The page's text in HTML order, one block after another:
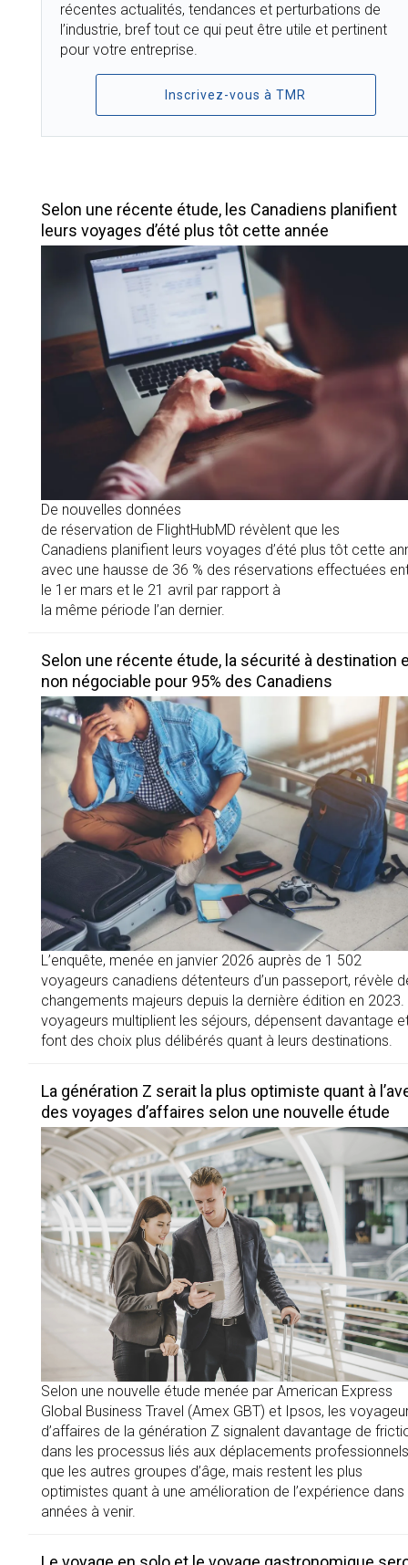
récentes actualités, tendances et perturbations de
l’industrie, bref tout ce qui peut être utile et pertinent
pour votre entreprise.
Inscrivez-vous à TMR
Selon une récente étude, les Canadiens planifient
leurs voyages d’été plus tôt cette année
De nouvelles données
de réservation de FlightHubMD révèlent que les
Canadiens planifient leurs voyages d’été plus tôt cette
avec une hausse de 36 % des réservations effectuées
le 1er mars et le 21 avril par rapport à
la même période l’an dernier.
Selon une récente étude, la sécurité à destination
non négociable pour 95% des Canadiens
L’enquête, menée en janvier 2026 auprès de 1 502
voyageurs canadiens détenteurs d’un passeport, révèle
changements majeurs depuis la dernière édition en 2023.
voyageurs multiplient les séjours, dépensent davantage
font des choix plus délibérés quant à leurs destinations.
La génération Z serait la plus optimiste quant à
des voyages d’affaires selon une nouvelle étude
Selon une nouvelle étude menée par American Express
Global Business Travel (Amex GBT) et Ipsos, les
d’affaires de la génération Z signalent davantage de
dans les processus liés aux déplacements professionnels
que les autres groupes d’âge, mais restent les plus
optimistes quant à une amélioration de l’expérience dans
années à venir.